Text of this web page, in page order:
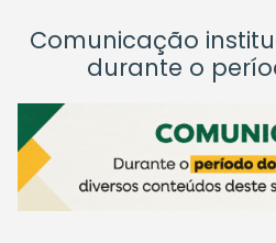
Comunicação
durante o